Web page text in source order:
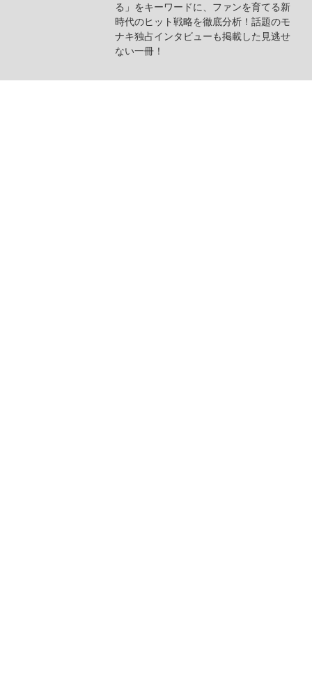
る」をキーワードに、ファンを育てる新
時代のヒット戦略を徹底分析！話題のモ
ナキ独占インタビューも掲載した見逃せ
ない一冊！